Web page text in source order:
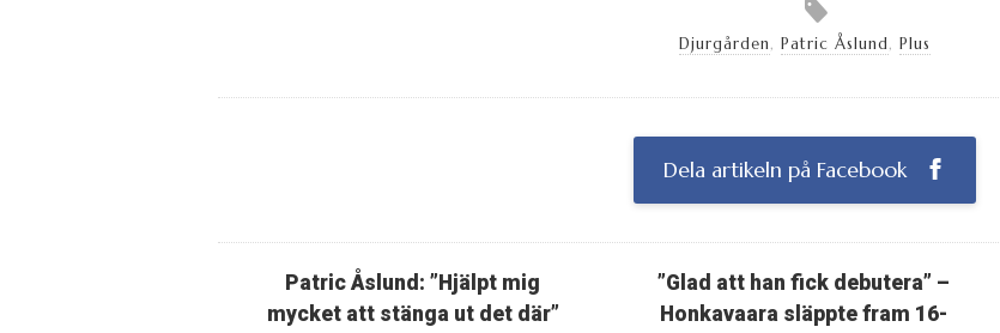
Djurgården, Patric Åslund, Plus
Dela artikeln på Facebook
Patric Åslund: ”Hjälpt mig
mycket att stänga ut det där”
”Glad att han fick debutera” –
Honkavaara släppte fram 16-